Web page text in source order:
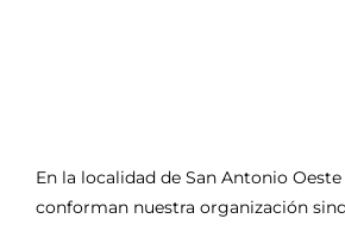
En la localidad de San Antonio
conforman nuestra organización